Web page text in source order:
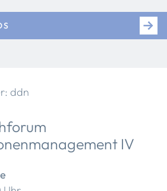
ddn
IV